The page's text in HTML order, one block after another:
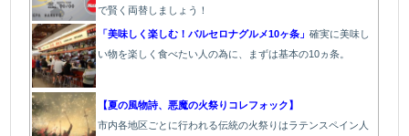
で賢く両替しましょう！
「美味しく楽しむ！バルセロナグルメ10ヶ条」確実に美味し
い物を楽しく食べたい人の為に、まずは基本の10ヵ条。
【夏の風物詩、悪魔の火祭りコレフォック】
市内各地区ごとに行われる伝統の火祭りはラテンスペイン人